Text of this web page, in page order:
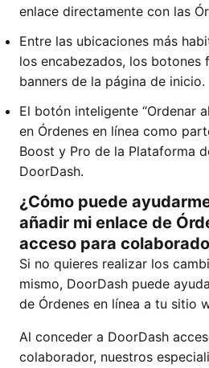
enlace directamente con las
Entre las ubicaciones más
los encabezados, los botones
banners de la página de inicio.
El botón inteligente “Ordenar
en Órdenes en línea como
Boost y Pro de la Plataforma
DoorDash.
¿Cómo puede
añadir mi enlace de
acceso para
Si no quieres realizar los
mismo, DoorDash puede
de Órdenes en línea a tu sitio
Al conceder a DoorDash
colaborador, nuestros